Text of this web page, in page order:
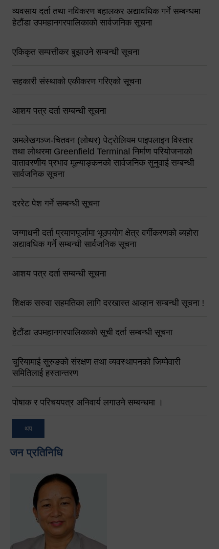
व्यवसाय दर्ता तथा नविकरण बहालकर अद्यावधिक गर्ने सम्बन्धमा
हेटौंडा उपमहानगरपालिकाको सार्वजनिक सूचना
एकिकृत सम्पत्तीकर बुझाउने सम्बन्धी सूचना
सहकारी संस्थाको एकीकरण गरिएको सूचना
आशय पत्र दर्ता सम्बन्धी सूचना
अमलेखगञ्ज-चितवन (लोथर) पेट्रोलियम पाइपलाइन विस्तार
तथा लोथरमा Greenfield Terminal निर्माण परियोजनाको
वातावरणीय प्रभाव मूल्याङ्कनको सार्वजनिक सुनुवाई सम्बन्धी
सार्वजनिक सूचना
दररेट पेश गर्ने सम्बन्धी सूचना
जग्गाधनी दर्ता प्रमाणपूर्जामा भूउपयोग क्षेत्र वर्गीकरणको ब्यहोरा
अद्यावधिक गर्ने सम्बन्धी सार्वजनिक सूचना
आशय पत्र दर्ता सम्बन्धी सूचना
शिक्षक सरुवा सहमतिका लागि दरखास्त आव्हान सम्बन्धी सूचना !
हेटौंडा उपमहानगरपालिकाको सूची दर्ता सम्बन्धी सूचना
चुरियामाई सुरुङको संरक्षण तथा व्यवस्थापनको जिम्मेवारी
समितिलाई हस्तान्तरण
पोषाक र परिचयपत्र अनिवार्य लगाउने सम्बन्धमा ।
थप
जन प्रतिनिधि